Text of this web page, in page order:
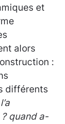
et
alors
:
différents
quand a-